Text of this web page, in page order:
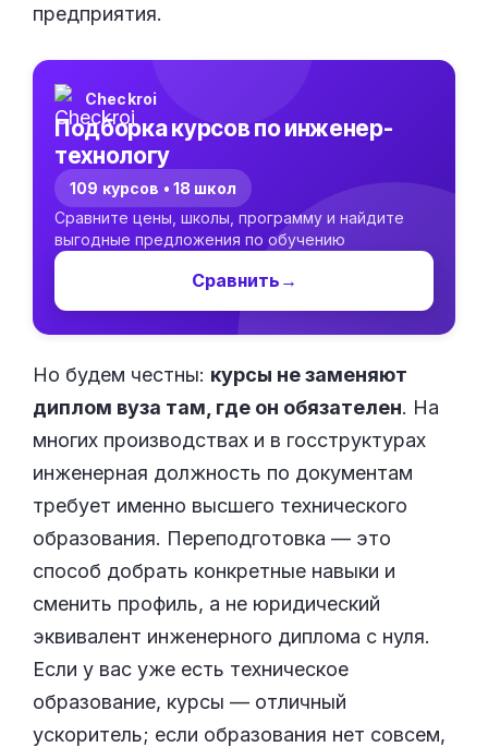
предприятия.
Checkroi
Подборка курсов по инженер-
технологу
109 курсов • 18 школ
Сравните цены, школы, программу и найдите
выгодные предложения по обучению
Сравнить →
Но будем честны: курсы не заменяют
диплом вуза там, где он обязателен. На
многих производствах и в госструктурах
инженерная должность по документам
требует именно высшего технического
образования. Переподготовка — это
способ добрать конкретные навыки и
сменить профиль, а не юридический
эквивалент инженерного диплома с нуля.
Если у вас уже есть техническое
образование, курсы — отличный
ускоритель; если образования нет совсем,